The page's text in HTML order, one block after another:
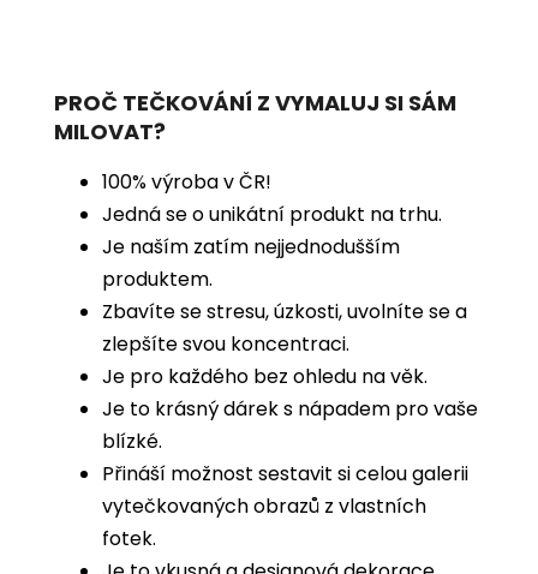
PROČ TEČKOVÁNÍ Z VYMALUJ SI SÁM
MILOVAT?
100% výroba v ČR!
Jedná se o unikátní produkt na trhu.
Je naším zatím nejjednodušším
produktem.
Zbavíte se stresu, úzkosti, uvolníte se a
zlepšíte svou koncentraci.
Je pro každého bez ohledu na věk.
Je to krásný dárek s nápadem pro vaše
blízké.
Přináší možnost sestavit si celou galerii
vytečkovaných obrazů z vlastních
fotek.